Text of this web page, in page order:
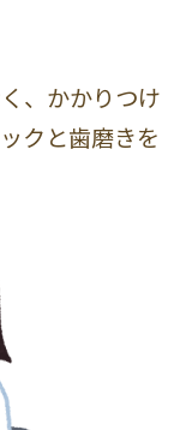
、かかりつけ
クと歯磨きを